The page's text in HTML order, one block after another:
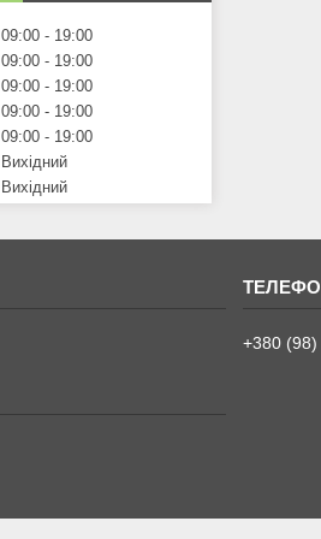
09:00
19:00
09:00
19:00
09:00
19:00
09:00
19:00
09:00
19:00
Вихідний
Вихідний
+380